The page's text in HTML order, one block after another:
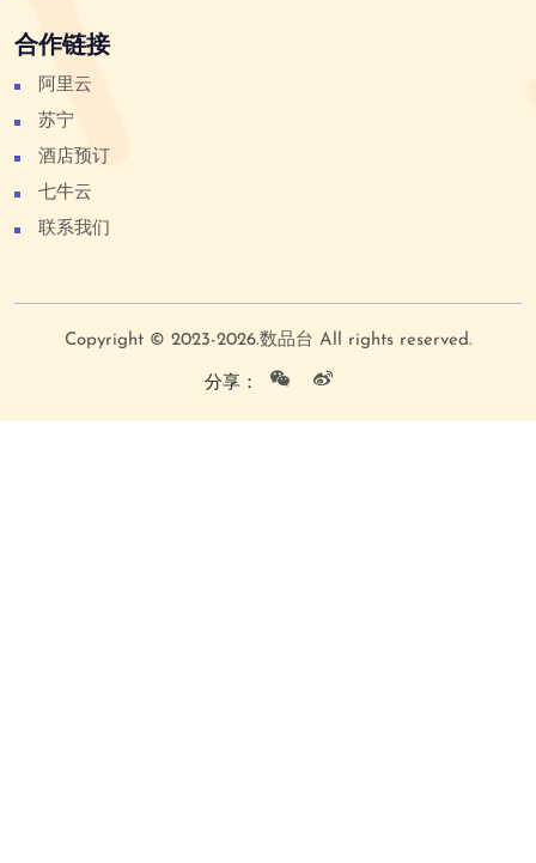
合作链接
阿里云
苏宁
酒店预订
七牛云
联系我们
Copyright © 2023-2026.数品台 All rights reserved.
分享：